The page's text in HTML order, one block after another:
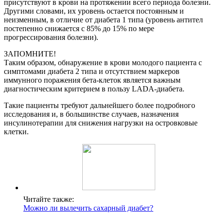
присутствуют в крови на протяжении всего периода болезни.
Другими словами, их уровень остается постоянным и
неизменным, в отличие от диабета 1 типа (уровень антител
постепенно снижается с 85% до 15% по мере
прогрессирования болезни).
ЗАПОМНИТЕ!
Таким образом, обнаружение в крови молодого пациента с
симптомами диабета 2 типа и отсутствием маркеров
иммунного поражения бета-клеток является важным
диагностическим критерием в пользу LADA-диабета.
Такие пациенты требуют дальнейшего более подробного
исследования и, в большинстве случаев, назначения
инсулинотерапии для снижения нагрузки на островковые
клетки.
Читайте также:
Можно ли вылечить сахарный диабет?